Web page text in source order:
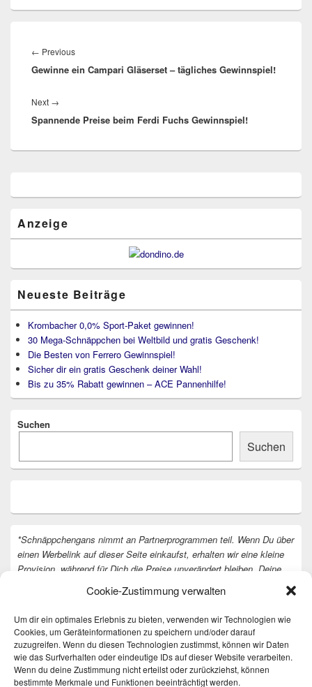
Cookie-Zustimmung verwalten
Um dir ein optimales Erlebnis zu bieten, verwenden wir Technologien wie
Cookies, um Geräteinformationen zu speichern und/oder darauf
zuzugreifen. Wenn du diesen Technologien zustimmst, können wir Daten
wie das Surfverhalten oder eindeutige IDs auf dieser Website verarbeiten.
Wenn du deine Zustimmung nicht erteilst oder zurückziehst, können
bestimmte Merkmale und Funktionen beeinträchtigt werden.
← PreviousPrevious
post:
Gewinne ein Campari Gläserset – tägliches Gewinnspiel!
Next →
post:
Spannende Preise beim Ferdi Fuchs Gewinnspiel!
Widget-
Anzeige
Neueste Beiträge
Krombacher 0,0% Sport-Paket gewinnen!
30 Mega-Schnäppchen bei Weltbild und gratis Geschenk!
Die Besten von Ferrero Gewinnspiel!
Sicher dir ein gratis Geschenk deiner Wahl!
Bis zu 35% Rabatt gewinnen – ACE Pannenhilfe!
Suchen
Suchen
*Schnäppchengans nimmt an Partnerprogrammen teil. Wenn Du über
einen Werbelink auf dieser Seite einkaufst, erhalten wir eine kleine
Provision, während für Dich die Preise unverändert bleiben. Deine
Vielen Dank dafür!